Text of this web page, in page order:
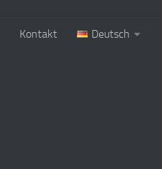
Kontakt Deutsch